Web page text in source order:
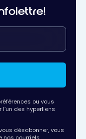
ou vous
des hyperliens
désabonner, vous
nos courriels.